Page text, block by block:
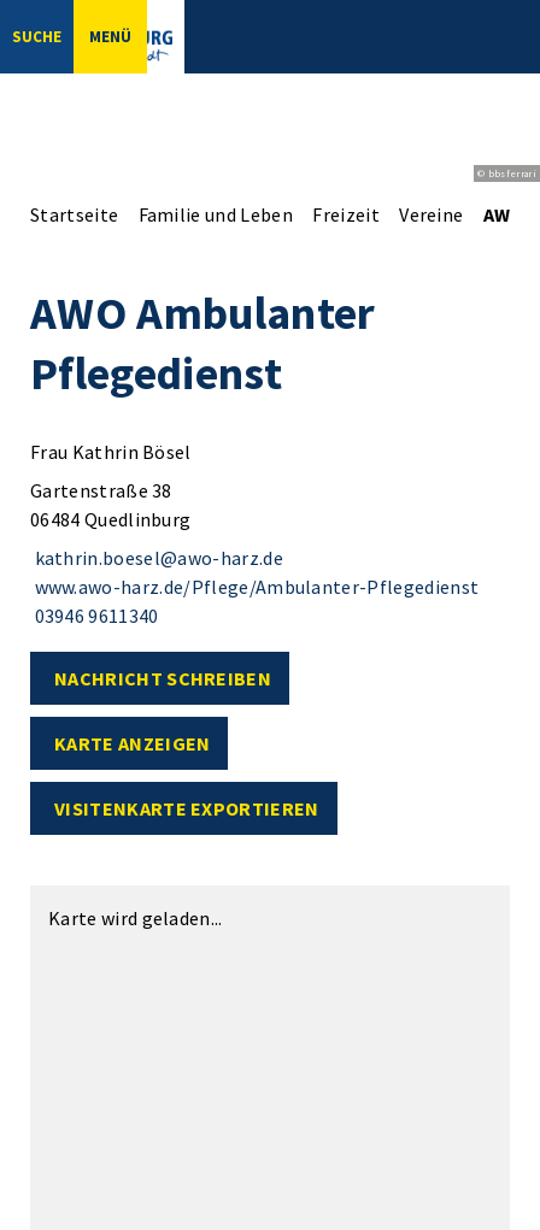
SUCHE MENÜ
© bbsferrari
Startseite Familie und Leben Freizeit Vereine AWO
AWO Ambulanter
Pflegedienst
Frau Kathrin Bösel
Gartenstraße 38
06484 Quedlinburg
kathrin.boesel@awo-harz.de
www.awo-harz.de/Pflege/Ambulanter-Pflegedienst
03946 9611340
NACHRICHT SCHREIBEN
KARTE ANZEIGEN
VISITENKARTE EXPORTIEREN
Karte wird geladen...